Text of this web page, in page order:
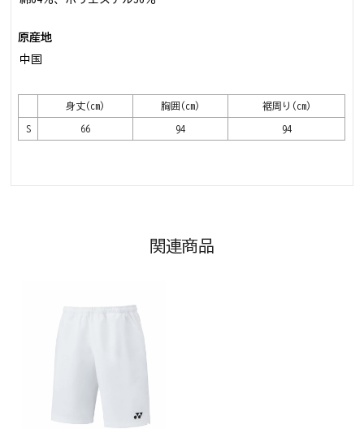
原産地
中国
身丈(cm) 胸囲(cm) 裾周り(cm)
S 66 94 94
関連商品